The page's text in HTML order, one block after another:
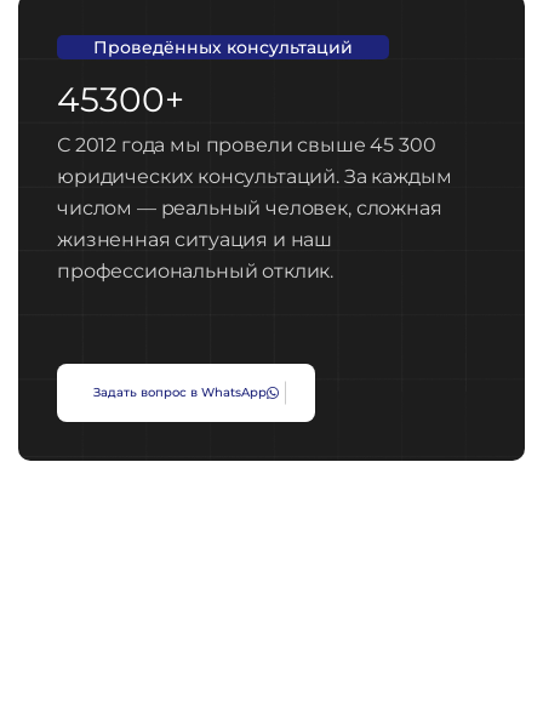
Проведённых консультаций
45300+
С 2012 года мы провели свыше 45 300
юридических консультаций. За каждым
числом — реальный человек, сложная
жизненная ситуация и наш
профессиональный отклик.
Задать вопрос в WhatsApp